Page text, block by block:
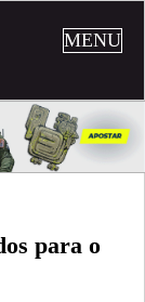
MENU
para o